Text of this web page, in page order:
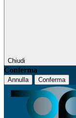
Chiudi
Conferma
Annulla Conferma